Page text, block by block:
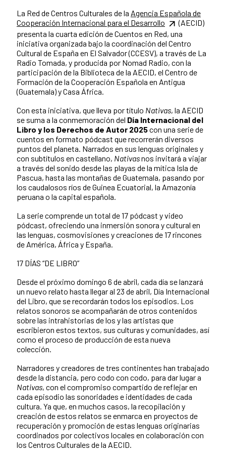
La Red de Centros Culturales de la Agencia Española de
Cooperación Internacional para el Desarrollo
(AECID)
presenta la cuarta edición de Cuentos en Red, una
iniciativa organizada bajo la coordinación del Centro
Cultural de España en El Salvador (CCESV), a través de La
Radio Tomada, y producida por Nomad Radio, con la
participación de la Biblioteca de la AECID, el Centro de
Formación de la Cooperación Española en Antigua
(Guatemala) y Casa África.
Con esta iniciativa, que lleva por título Nativas, la AECID
se suma a la conmemoración del Día Internacional del
Libro y los Derechos de Autor 2025con una serie de
cuentos en formato pódcast que recorrerán diversos
puntos del planeta. Narrados en sus lenguas originales y
con subtítulos en castellano, Nativasnos invitará a viajar
a través del sonido desde las playas de la mítica Isla de
Pascua, hasta las montañas de Guatemala, pasando por
los caudalosos ríos de Guinea Ecuatorial, la Amazonía
peruana o la capital española.
La serie comprende un total de 17 pódcast y video
pódcast, ofreciendo una inmersión sonora y cultural en
las lenguas, cosmovisiones y creaciones de 17 rincones
de América, África y España.
17 DÍAS “DE LIBRO”
Desde el próximo domingo 6 de abril, cada día se lanzará
un nuevo relato hasta llegar al 23 de abril, Día Internacional
del Libro, que se recordarán todos los episodios. Los
relatos sonoros se acompañarán de otros contenidos
sobre las intrahistorias de los y las artistas que
escribieron estos textos, sus culturas y comunidades, así
como el proceso de producción de esta nueva
colección.
Narradores y creadores de tres continentes han trabajado
desde la distancia, pero codo con codo, para dar lugar a
Nativas, con el compromiso compartido de reflejar en
cada episodio las sonoridades e identidades de cada
cultura. Ya que, en muchos casos, la recopilación y
creación de estos relatos se enmarca en proyectos de
recuperación y promoción de estas lenguas originarias
coordinados por colectivos locales en colaboración con
los Centros Culturales de la AECID.